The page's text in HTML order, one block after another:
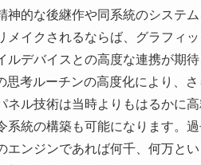
神的な後継作や同系統のシステ
メイクされるならば、グラフィ
ルデバイスとの高度な連携が期
思考ルーチンの高度化により、
ネル技術は当時よりもはるかに
系統の構築も可能になります。
エンジンであれば何千、何万と